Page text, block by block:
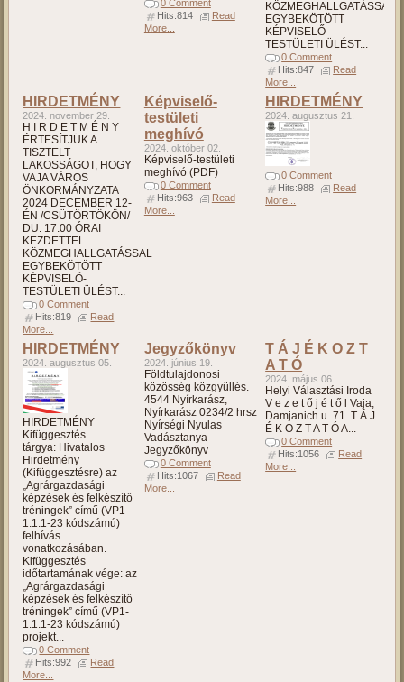
0 Comment
Hits:814
Read
More...
KÖZMEGHALLGATÁSSAL
EGYBEKÖTÖTT
KÉPVISELŐ-
TESTÜLETI ÜLÉST...
0 Comment
Hits:847
Read
More...
HIRDETMÉNY
2024. november 29.
H I R D E T M É N Y
ÉRTESÍTJÜK A
TISZTELT
LAKOSSÁGOT, HOGY
VAJA VÁROS
ÖNKORMÁNYZATA
2024 DECEMBER 12-
ÉN /CSÜTÖRTÖKÖN/
DU. 17.00 ÓRAI
KEZDETTEL
KÖZMEGHALLGATÁSSAL
EGYBEKÖTÖTT
KÉPVISELŐ-
TESTÜLETI ÜLÉST...
0 Comment
Hits:819
Read
More...
Képviselő-
testületi
meghívó
2024. október 02.
Képviselő-testületi
meghívó (PDF)
0 Comment
Hits:963
Read
More...
HIRDETMÉNY
2024. augusztus 21.
0 Comment
Hits:988
Read
More...
HIRDETMÉNY
2024. augusztus 05.
HIRDETMÉNY
Kifüggesztés
tárgya: Hivatalos
Hirdetmény
(Kifüggesztésre) az
„Agrárgazdasági
képzések és felkészítő
tréningek” című (VP1-
1.1.1-23 kódszámú)
felhívás
vonatkozásában.
Kifüggesztés
időtartamának vége: az
„Agrárgazdasági
képzések és felkészítő
tréningek” című (VP1-
1.1.1-23 kódszámú)
projekt...
0 Comment
Hits:992
Read
More...
Jegyzőkönyv
2024. június 19.
Földtulajdonosi
közösség közgyüllés.
4544 Nyírkarász,
Nyírkarász 0234/2 hrsz
Nyírségi Nyulas
Vadásztanya
Jegyzőkönyv
0 Comment
Hits:1067
Read
More...
T Á J É K O Z T
A T Ó
2024. május 06.
Helyi Választási Iroda
V e z e t ő j é t ő l Vaja,
Damjanich u. 71. T Á J
É K O Z T A T Ó A...
0 Comment
Hits:1056
Read
More...